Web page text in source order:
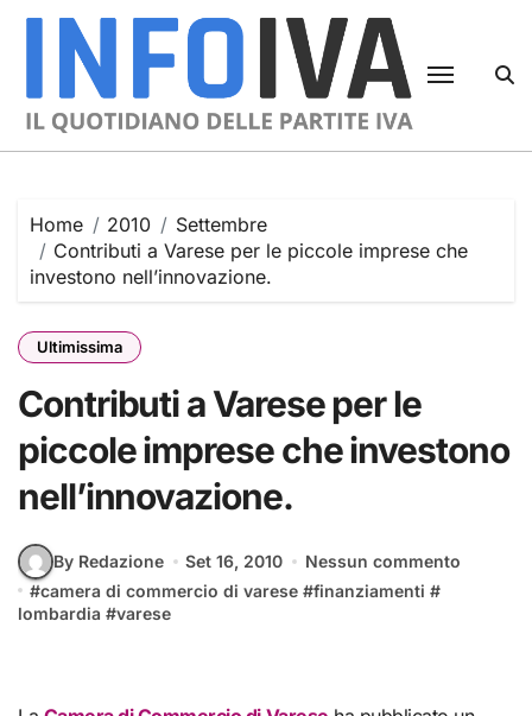
Skip
Home 2010
Settembre
Contributi a Varese per le piccole imprese che
investono nell’innovazione.
Ultimissima
Contributi a Varese per le
piccole imprese che investono
nell’innovazione.
By Redazione Set 16, 2010
Nessun commento
#camera di commercio di varese #finanziamenti #
lombardia #varese